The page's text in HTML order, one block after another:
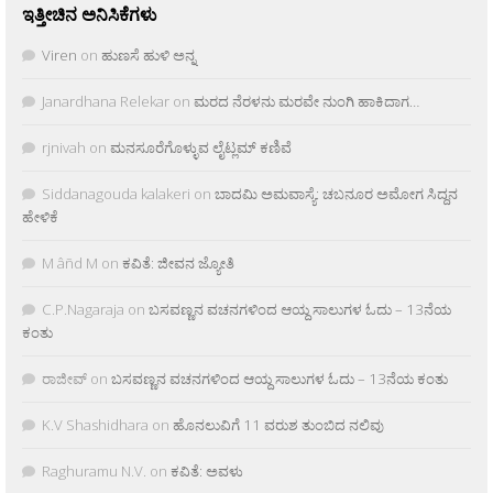
ಇತ್ತೀಚಿನ ಅನಿಸಿಕೆಗಳು
Viren on ಹುಣಸೆ ಹುಳಿ ಅನ್ನ
Janardhana Relekar on ಮರದ ನೆರಳನು ಮರವೇ ನುಂಗಿ ಹಾಕಿದಾಗ…
rjnivah on ಮನಸೂರೆಗೊಳ್ಳುವ ಲೈಟ್ಲಮ್ ಕಣಿವೆ
Siddanagouda kalakeri on ಬಾದಮಿ ಅಮವಾಸ್ಯೆ: ಚಬನೂರ ಅಮೋಗ ಸಿದ್ದನ
ಹೇಳಿಕೆ
M âñd M on ಕವಿತೆ: ಜೀವನ ಜ್ಯೋತಿ
C.P.Nagaraja on ಬಸವಣ್ಣನ ವಚನಗಳಿಂದ ಆಯ್ದ ಸಾಲುಗಳ ಓದು – 13ನೆಯ
ಕಂತು
ರಾಜೀವ್ on ಬಸವಣ್ಣನ ವಚನಗಳಿಂದ ಆಯ್ದ ಸಾಲುಗಳ ಓದು – 13ನೆಯ ಕಂತು
K.V Shashidhara on ಹೊನಲುವಿಗೆ 11 ವರುಶ ತುಂಬಿದ ನಲಿವು
Raghuramu N.V. on ಕವಿತೆ: ಅವಳು